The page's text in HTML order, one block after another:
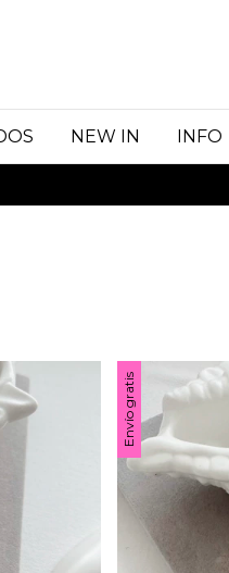
NEW IN INFO
15 % OFF POR
Envío gratis